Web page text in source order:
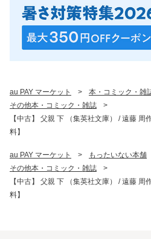
au PAY マーケット > 本・コミック・雑
その他本・コミック・雑誌
>
【中古】 父親 下 （集英社文庫） / 遠藤
料】
au PAY マーケット > もったいない本舗
その他本・コミック・雑誌
>
【中古】 父親 下 （集英社文庫） / 遠藤
料】